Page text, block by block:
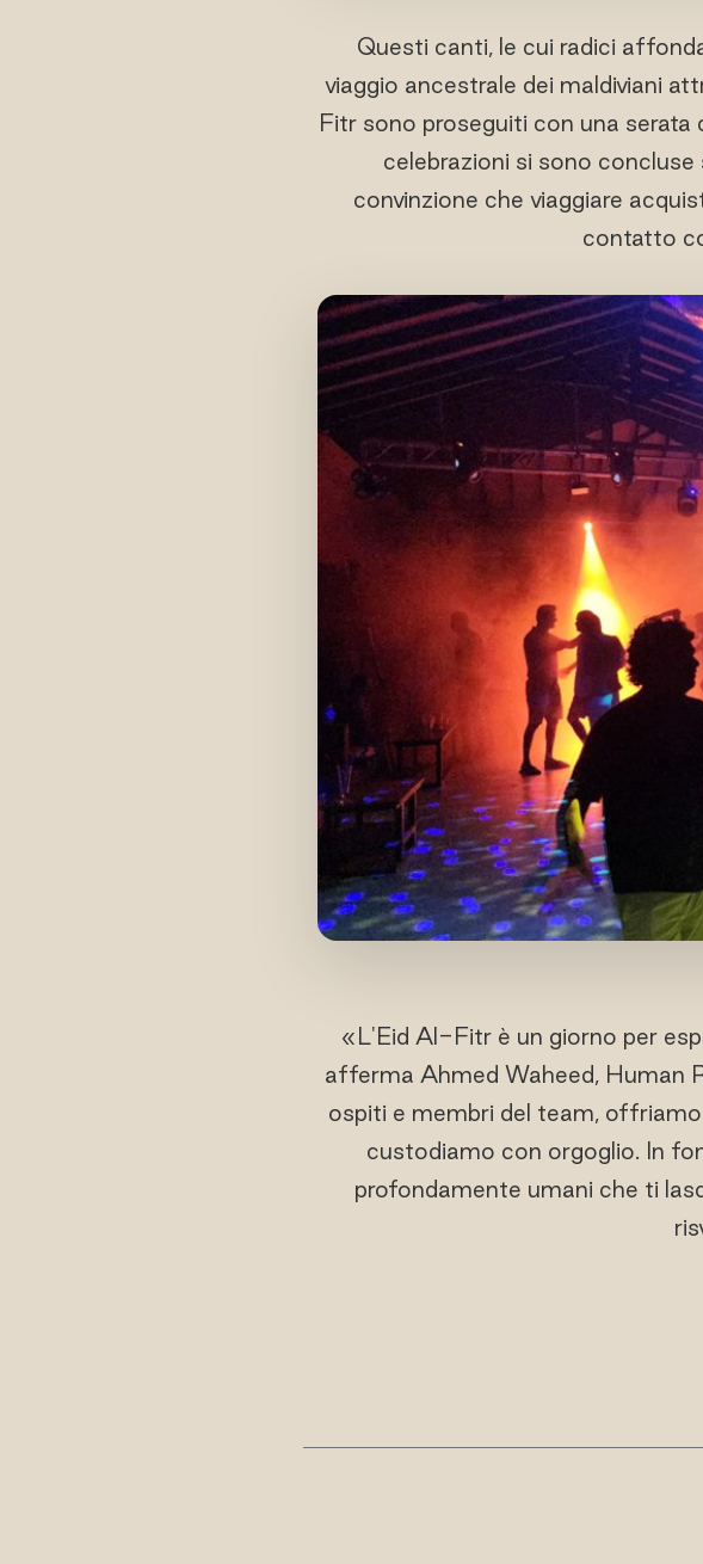
Questi canti, le cui radici
viaggio ancestrale dei maldiviani
Fitr sono proseguiti con una
celebrazioni si sono
convinzione che viaggiare
contatto
«L'Eid Al-Fitr è un giorno per
afferma Ahmed Waheed, Human
ospiti e membri del team,
custodiamo con orgoglio. In
profondamente umani che ti